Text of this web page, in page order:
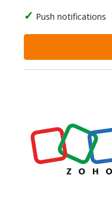
Push notifications